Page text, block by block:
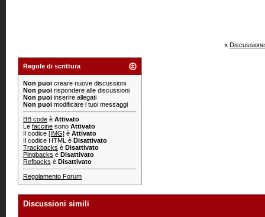
«
Regole di scrittura
Non puoi creare nuove discussioni
Non puoi rispondere alle discussioni
Non puoi inserire allegati
Non puoi modificare i tuoi messaggi
BB code è Attivato
Le faccine sono Attivato
Il codice [IMG] è Attivato
Il codice HTML è Disattivato
Trackbacks è Disattivato
Pingbacks è Disattivato
Refbacks è Disattivato
Regolamento Forum
Discussioni simili